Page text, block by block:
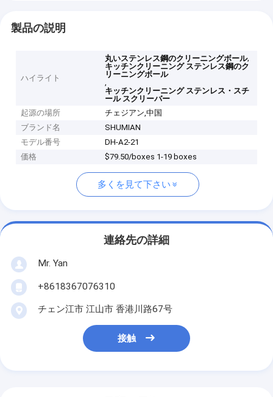
製品の説明
ハイライト
丸いステンレス鋼のクリーニングボール,
キッチンクリーニング ステンレス鋼のク
リーニングボール
,
キッチンクリーニング ステンレス・スチ
ール スクリーバー
起源の場所
チェジアン,中国
ブランド名
SHUMIAN
モデル番号
DH-A2-21
価格
$79.50/boxes 1-19 boxes
多くを見て下さい
連絡先の詳細
Mr. Yan
+8618367076310
チェン江市 江山市 香港川路67号
接触